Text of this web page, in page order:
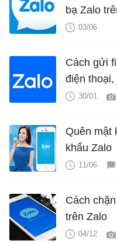
bạ Zalo
03/06
Cách gửi
điện thoại,
30/01
Quên mật
khẩu Zalo
11/06
Cách
trên Zalo
04/12